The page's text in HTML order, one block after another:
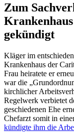
Zum
gekündigt
Kläger im
Krankenhaus der
Frau heiratete er
war die
kirchlicher
Regelwerk verbietet
geschiedenen Ehe
Chefarzt somit in
kündigte ihm die